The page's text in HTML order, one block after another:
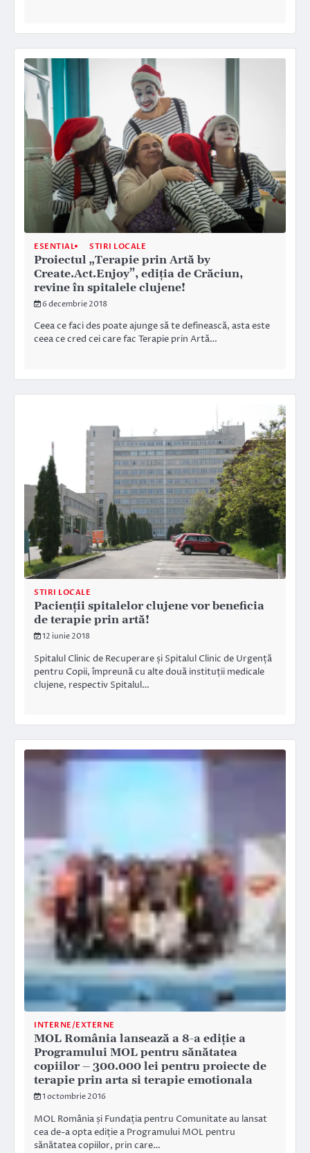
ESENTIAL STIRI LOCALE
Proiectul „Terapie prin Artă by
Create.Act.Enjoy”, ediția de Crăciun,
revine în spitalele clujene!
6 decembrie 2018
Ceea ce faci des poate ajunge să te definească, asta este
ceea ce cred cei care fac Terapie prin Artă…
STIRI LOCALE
Pacienţii spitalelor clujene vor beneficia
de terapie prin artă!
12 iunie 2018
Spitalul Clinic de Recuperare și Spitalul Clinic de Urgență
pentru Copii, împreună cu alte două instituții medicale
clujene, respectiv Spitalul…
INTERNE/EXTERNE
MOL România lansează a 8-a ediție a
Programului MOL pentru sănătatea
copiilor – 300.000 lei pentru proiecte de
terapie prin arta si terapie emotionala
1 octombrie 2016
MOL România și Fundația pentru Comunitate au lansat
cea de-a opta ediție a Programului MOL pentru
sănătatea copiilor, prin care…